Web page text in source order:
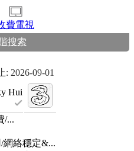
費電視
搜索
: 2026-09-01
Hui
/...
網絡穩定&...